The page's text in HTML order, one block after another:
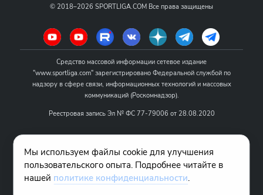
© 2018–2026 SPORTLIGA.COM Все права защищены
Средство массовой информации сетевое издание
"www.sportliga.com" зарегистрировано Федеральной службой по
надзору в сфере связи, информационных технологий и массовых
коммуникаций (Роскомнадзор).
Реестровая запись Эл № ФС 77-79006 от 28.08.2020
Название - www.sportliga.com
Учредитель СМИ сетевого издания "www.sportliga.com": ИП Чамин
О.Н.
Главный редактор СМИ сетевого издания "www.sportliga.com":
Мы используем файлы cookie для улучшения
пользовательского опыта. Подробнее читайте в
нашей политике конфиденциальности.